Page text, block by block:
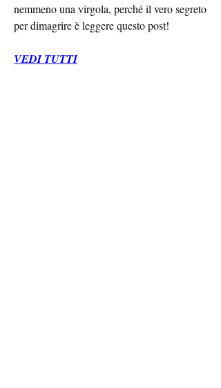
nemmeno una virgola, perché il vero segreto
per dimagrire è leggere questo post!
VEDI TUTTI